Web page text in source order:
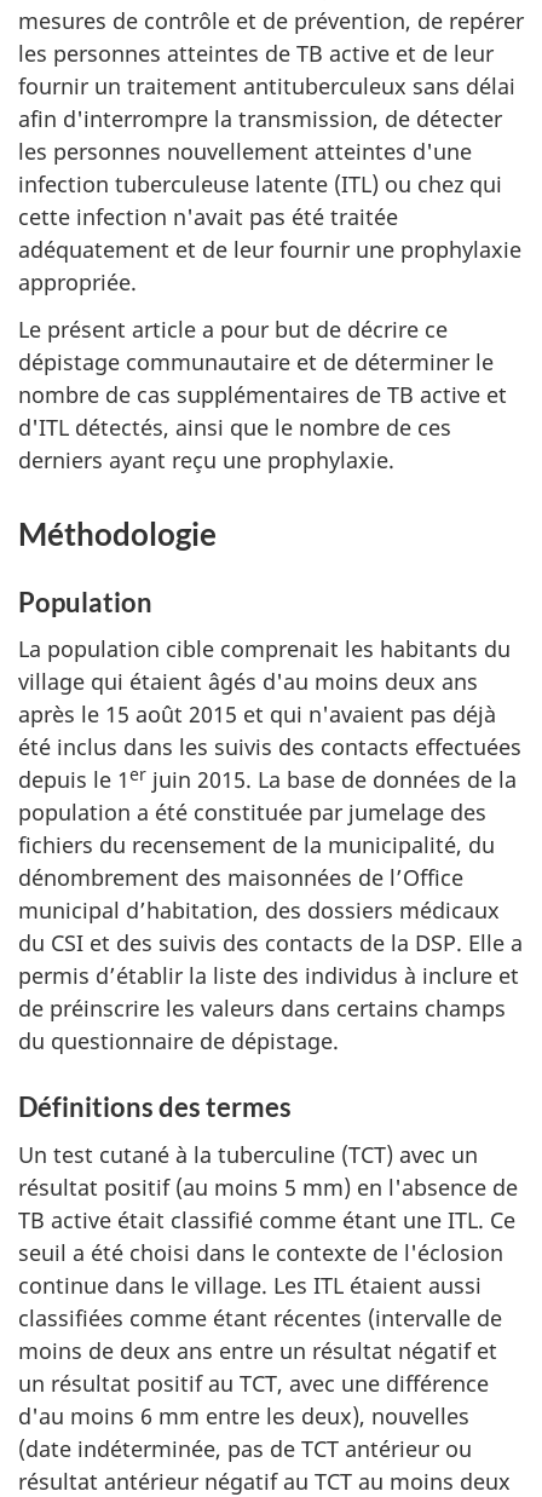
mesures de contrôle et de prévention, de repérer
les personnes atteintes de TB active et de leur
fournir un traitement antituberculeux sans délai
afin d'interrompre la transmission, de détecter
les personnes nouvellement atteintes d'une
infection tuberculeuse latente (ITL) ou chez qui
cette infection n'avait pas été traitée
adéquatement et de leur fournir une prophylaxie
appropriée.
Le présent article a pour but de décrire ce
dépistage communautaire et de déterminer le
nombre de cas supplémentaires de TB active et
d'ITL détectés, ainsi que le nombre de ces
derniers ayant reçu une prophylaxie.
Méthodologie
Population
La population cible comprenait les habitants du
village qui étaient âgés d'au moins deux ans
après le 15 août 2015 et qui n'avaient pas déjà
été inclus dans les suivis des contacts effectuées
depuis le 1er juin 2015. La base de données de la
population a été constituée par jumelage des
fichiers du recensement de la municipalité, du
dénombrement des maisonnées de l’Office
municipal d’habitation, des dossiers médicaux
du CSI et des suivis des contacts de la DSP. Elle a
permis d’établir la liste des individus à inclure et
de préinscrire les valeurs dans certains champs
du questionnaire de dépistage.
Définitions des termes
Un test cutané à la tuberculine (TCT) avec un
résultat positif (au moins 5 mm) en l'absence de
TB active était classifié comme étant une ITL. Ce
seuil a été choisi dans le contexte de l'éclosion
continue dans le village. Les ITL étaient aussi
classifiées comme étant récentes (intervalle de
moins de deux ans entre un résultat négatif et
un résultat positif au TCT, avec une différence
d'au moins 6 mm entre les deux), nouvelles
(date indéterminée, pas de TCT antérieur ou
résultat antérieur négatif au TCT au moins deux